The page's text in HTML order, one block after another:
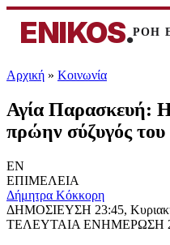
ENIKOS.ΡΟΗ
Αρχική » Κοινωνία
Αγία Παρασκευή: Η
πρώην σύζυγός του
EN
ΕΠΙΜΕΛΕΙΑ
Δήμητρα Κόκκορη
ΔΗΜΟΣΙΕΥΣΗ 23:45,
ΤΕΛΕΥΤΑΙΑ ΕΝΗΜΕΡΩΣΗ